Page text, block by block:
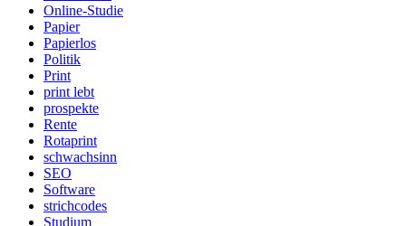
Online-Studie
Papier
Papierlos
Politik
Print
print lebt
prospekte
Rente
Rotaprint
schwachsinn
SEO
Software
strichcodes
Studium